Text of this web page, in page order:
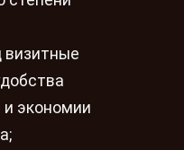
визитные
и экономии